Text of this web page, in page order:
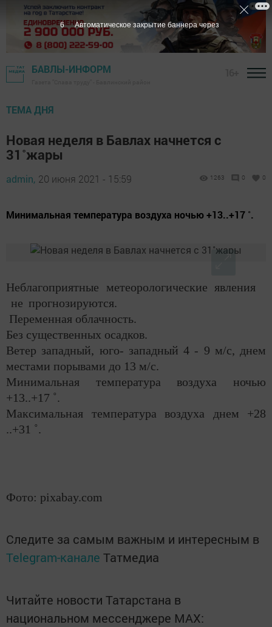
БАВЛЫ-ИНФОРМ
ТЕМА ДНЯ
Новая неделя в Бавлах начнется с
31˚жары
admin, 20 июня 2021 - 15:59 1263 0 0
Минимальная температура воздуха ночью +13..+17 ˚.
Неблагоприятные метеорологические явления
не прогнозируются.
Переменная облачность.
Без существенных осадков.
Ветер западный, юго- западный 4 - 9 м/с, днем
местами порывами до 13 м/с.
Минимальная температура воздуха ночью
+13..+17 ˚.
Максимальная температура воздуха днем +28
..+31 ˚.
Фото: pixabay.com
Следите за самым важным и интересным в
Telegram-канале Татмедиа
Читайте новости Татарстана в
национальном мессенджере MАХ:
5 Автоматическое закрытие баннера через